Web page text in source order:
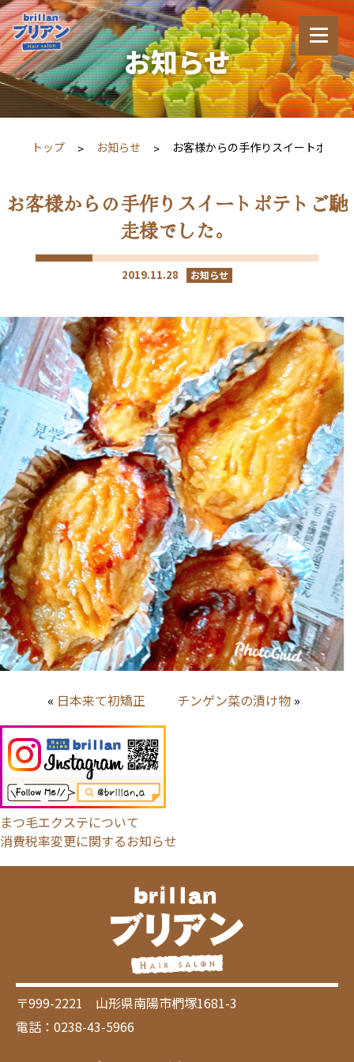
お知らせ
トップ お知らせ お客様からの手作りスイートポテ
お客様からの手作りスイートポテトご馳
走様でした。
2019.11.28 お知らせ
« 日本来て初矯正 チンゲン菜の漬け物 »
まつ毛エクステについて
消費税率変更に関するお知らせ
〒999-2221 山形県南陽市椚塚1681-3
電話：0238-43-5966